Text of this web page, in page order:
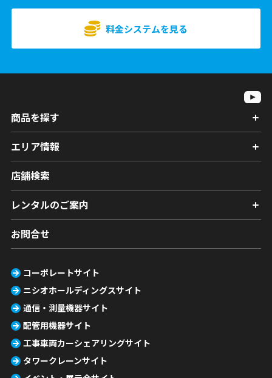
料金システムを見る
商品を探す
エリア情報
店舗検索
レンタルのご案内
お問合せ
コーポレートサイト
ニシオホールディングスサイト
通信・測量機器サイト
配管用機器サイト
工事車両カーシェアリングサイト
タワークレーンサイト